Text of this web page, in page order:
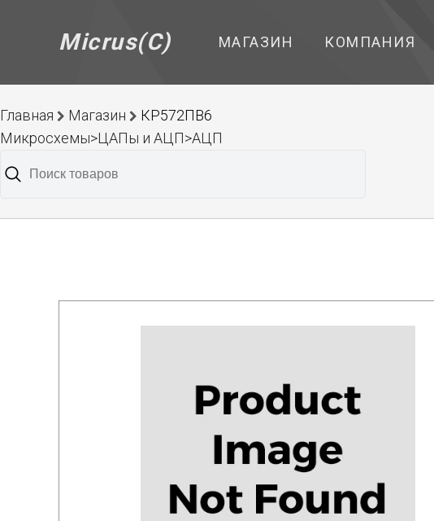
Micrus(C) МАГАЗИН КОМПАНИЯ
Главная Магазин
КР572ПВ6
Микросхемы>ЦАПы и АЦП>АЦП